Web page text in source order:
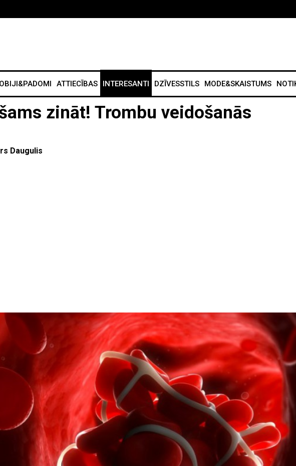
ATTIECĪBAS INTERESANTI DZĪVESSTILS MODE&SKAISTUMS
zināt! Trombu veidošanās
Daugulis